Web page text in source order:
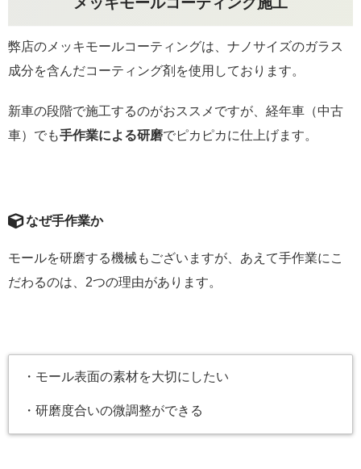
弊店のメッキモールコーティングは、ナノサイズのガラス
成分を含んだコーティング剤を使用しております。
新車の段階で施工するのがおススメですが、経年車（中古
車）でも手作業による研磨でピカピカに仕上げます。
なぜ手作業か
モールを研磨する機械もございますが、あえて手作業にこ
だわるのは、2つの理由があります。
・モール表面の素材を大切にしたい
・研磨度合いの微調整ができる